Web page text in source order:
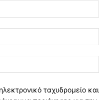
ταχυδρομείο και